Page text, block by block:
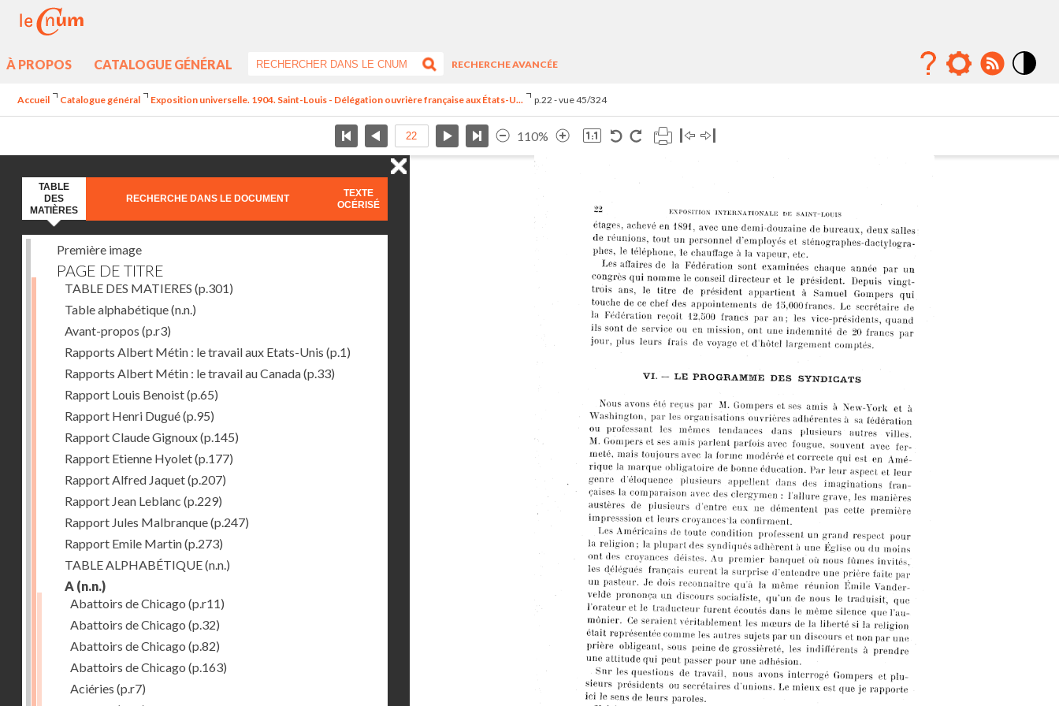
À PROPOS CATALOGUE GÉNÉRAL
RECHERCHE AVANCÉE
Accueil Catalogue général Exposition universelle. 1904. Saint-Louis - Délégation ouvrière française aux États-U... p.22 - vue 45/324
110%
TABLE
DES
MATIÈRES
RECHERCHE DANS LE DOCUMENT
TEXTE
OCÉRISÉ
Première image
PAGE DE TITRE
TABLE DES MATIERES (p.301)
Table alphabétique(n.n.)
Avant-propos (p.r3)
Rapports Albert Métin : le travail aux Etats-Unis (p.1)
Rapports Albert Métin : le travail au Canada(p.33)
Rapport Louis Benoist(p.65)
Rapport Henri Dugué(p.95)
Rapport Claude Gignoux(p.145)
Rapport Etienne Hyolet(p.177)
Rapport Alfred Jaquet(p.207)
Rapport Jean Leblanc (p.229)
Rapport Jules Malbranque(p.247)
Rapport Emile Martin(p.273)
TABLE ALPHABÉTIQUE(n.n.)
A (n.n.)
Abattoirs de Chicago (p.r11)
Abattoirs de Chicago (p.32)
Abattoirs de Chicago (p.82)
Abattoirs de Chicago (p.163)
Aciéries (p.r7)